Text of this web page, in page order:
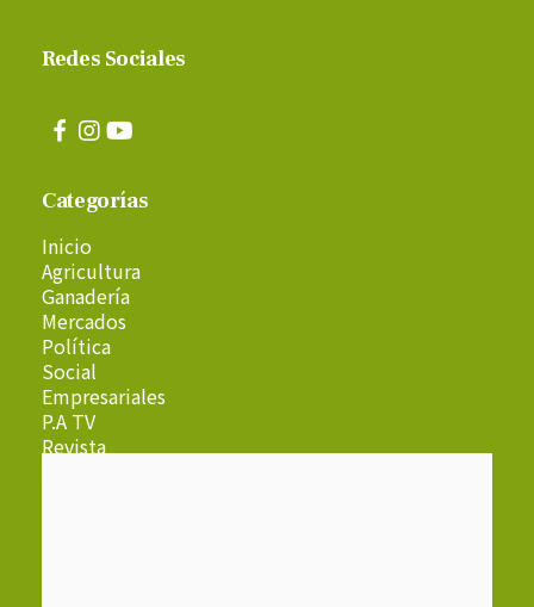
Redes Sociales
Categorías
Inicio
Agricultura
Ganadería
Mercados
Política
Social
Empresariales
P.A TV
Revista